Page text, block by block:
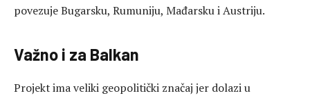
povezuje Bugarsku, Rumuniju, Mađarsku i Austriju.
Važno i za Balkan
Projekt ima veliki geopolitički značaj jer dolazi u